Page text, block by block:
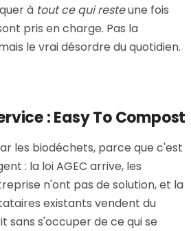
à tout ce qui resteune fois
pris en charge. Pas la
le vrai désordre du quotidien.
: Easy To Compost
les biodéchets, parce que c'est
: la loi AGEC arrive, les
n'ont pas de solution, et la
existants vendent du
sans s'occuper de ce qui se